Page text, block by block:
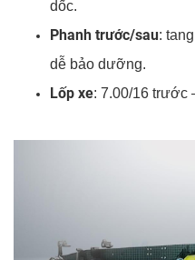
dốc.
Phanh trước/sau:
dễ bảo dưỡng.
Lốp xe: 7.00/16 trước